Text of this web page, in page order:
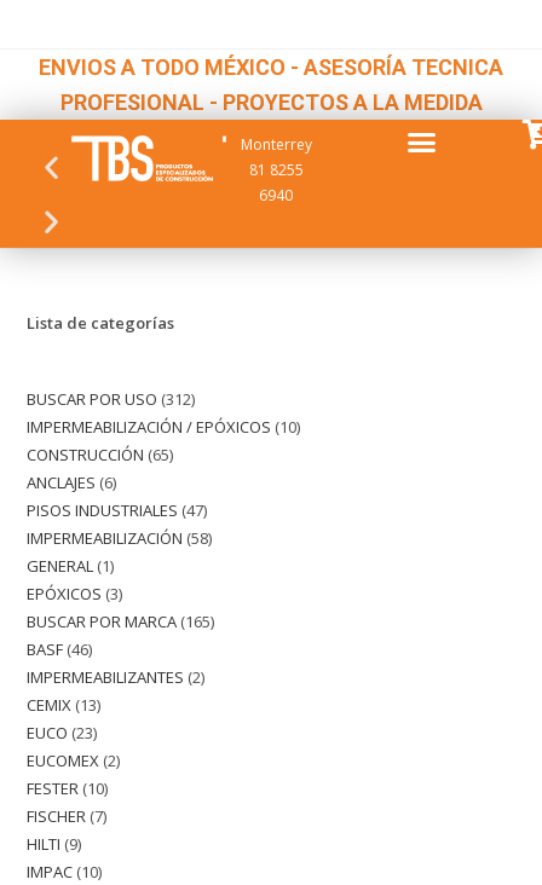
ENVIOS A TODO MÉXICO - ASESORÍA TECNICA
PROFESIONAL - PROYECTOS A LA MEDIDA
Monterrey
81 8255
6940
Lista de categorías
BUSCAR POR USO 312
IMPERMEABILIZACIÓN / EPÓXICOS 10
CONSTRUCCIÓN 65
ANCLAJES 6
PISOS INDUSTRIALES 47
IMPERMEABILIZACIÓN 58
GENERAL 1
EPÓXICOS 3
BUSCAR POR MARCA 165
BASF 46
IMPERMEABILIZANTES 2
CEMIX 13
EUCO 23
EUCOMEX 2
FESTER 10
FISCHER 7
HILTI 9
IMPAC 10